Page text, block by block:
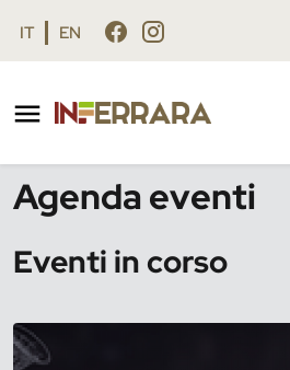
Vai al contenuto principale
Vai al footer
IT EN
Agenda eventi
Eventi in corso